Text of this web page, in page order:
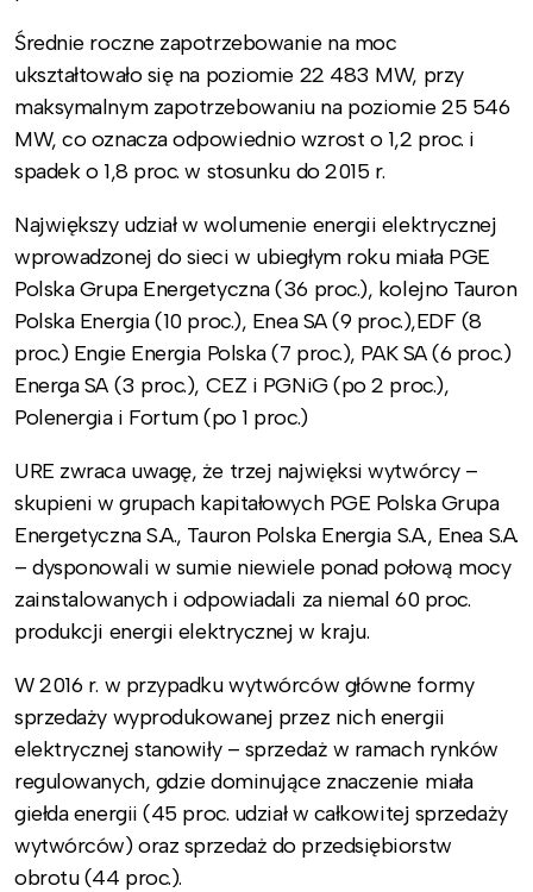
Średnie roczne zapotrzebowanie na moc
ukształtowało się na poziomie 22 483 MW, przy
maksymalnym zapotrzebowaniu na poziomie 25 546
MW, co oznacza odpowiednio wzrost o 1,2 proc. i
spadek o 1,8 proc. w stosunku do 2015 r.
Największy udział w wolumenie energii elektrycznej
wprowadzonej do sieci w ubiegłym roku miała PGE
Polska Grupa Energetyczna (36 proc.), kolejno Tauron
Polska Energia (10 proc.), Enea SA (9 proc.),EDF (8
proc.) Engie Energia Polska (7 proc.), PAK SA (6 proc.)
Energa SA (3 proc.), CEZ i PGNiG (po 2 proc.),
Polenergia i Fortum (po 1 proc.)
URE zwraca uwagę, że trzej najwięksi wytwórcy –
skupieni w grupach kapitałowych PGE Polska Grupa
Energetyczna S.A., Tauron Polska Energia S.A., Enea S.A.
– dysponowali w sumie niewiele ponad połową mocy
zainstalowanych i odpowiadali za niemal 60 proc.
produkcji energii elektrycznej w kraju.
W 2016 r. w przypadku wytwórców główne formy
sprzedaży wyprodukowanej przez nich energii
elektrycznej stanowiły – sprzedaż w ramach rynków
regulowanych, gdzie dominujące znaczenie miała
giełda energii (45 proc. udział w całkowitej sprzedaży
wytwórców) oraz sprzedaż do przedsiębiorstw
obrotu (44 proc.).